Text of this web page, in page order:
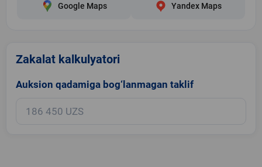
Google Maps Yandex Maps
Zakalat kalkulyatori
Auksion qadamiga bog‘lanmagan taklif